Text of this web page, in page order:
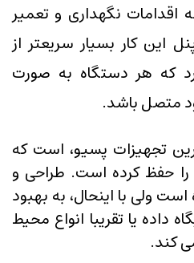
اقدامات نگهداری و تعمیر
این کار بسیار سریعتر از
که هر دستگاه به صورت
متصل باشد.
تجهیزات پسیو، است که
حفظ کرده است. طراحی و
ولی با اینحال، به بهبود
داده یا تقریبا انواع محیط
کند.